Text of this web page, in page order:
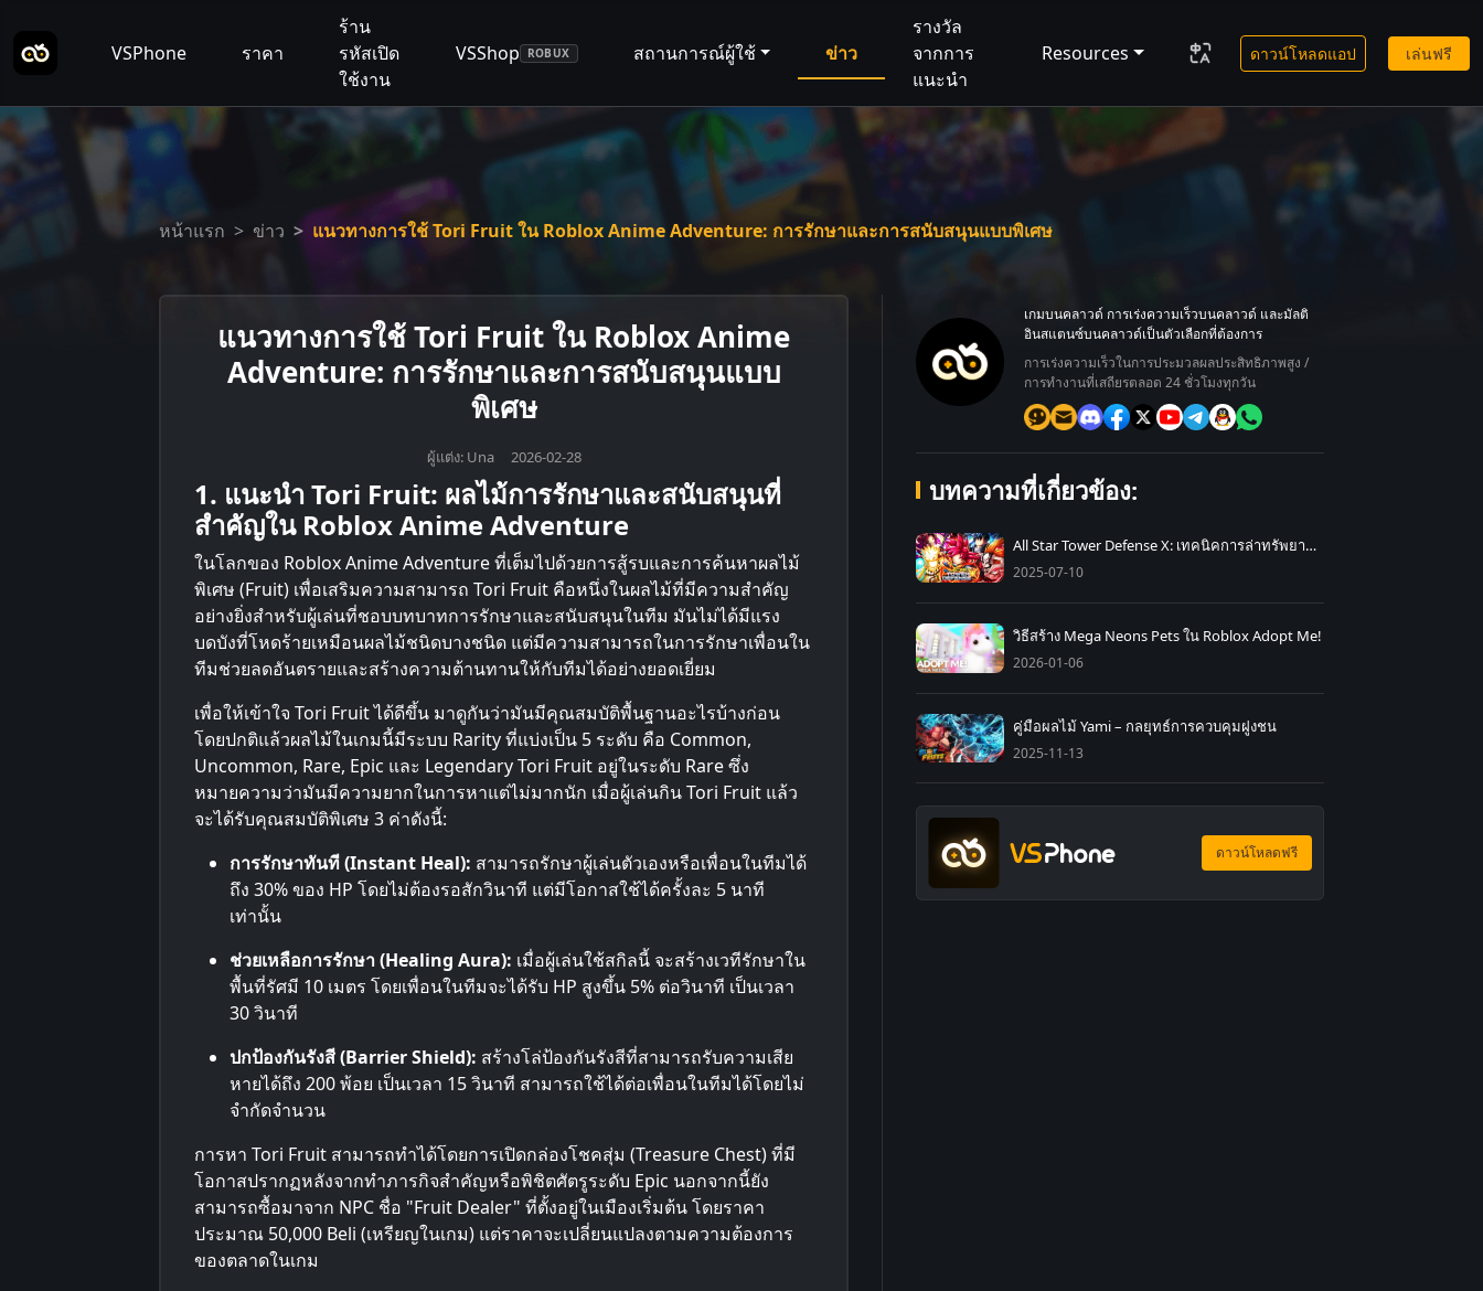
VSPhone ราคา
ร้าน
รหัสเปิด
ใช้งาน
VSShop ROBUX สถานการณ์ผู้ใช้ ข่าว
รางวัล
จากการ
แนะนำ
Resources ดาวน์โหลดแอป เล่นฟรี
หน้าแรก ข่าว แนวทางการใช้ Tori Fruit ใน Roblox Anime Adventure: การรักษาและการสนับสนุนแบบพิเศษ
แนวทางการใช้ Tori Fruit ใน Roblox Anime
Adventure: การรักษาและการสนับสนุนแบบ
พิเศษ
ผู้แต่ง: Una 2026-02-28
1. แนะนำ Tori Fruit: ผลไม้การรักษาและสนับสนุนที่
สำคัญใน Roblox Anime Adventure
ในโลกของ Roblox Anime Adventure ที่เต็มไปด้วยการสู้รบและการค้นหาผลไม้
พิเศษ (Fruit) เพื่อเสริมความสามารถ Tori Fruit คือหนึ่งในผลไม้ที่มีความสำคัญ
อย่างยิ่งสำหรับผู้เล่นที่ชอบบทบาทการรักษาและสนับสนุนในทีม มันไม่ได้มีแรง
บดบังที่โหดร้ายเหมือนผลไม้ชนิดบางชนิด แต่มีความสามารถในการรักษาเพื่อนใน
ทีมช่วยลดอันตรายและสร้างความต้านทานให้กับทีมได้อย่างยอดเยี่ยม
เพื่อให้เข้าใจ Tori Fruit ได้ดีขึ้น มาดูกันว่ามันมีคุณสมบัติพื้นฐานอะไรบ้างก่อน
โดยปกติแล้วผลไม้ในเกมนี้มีระบบ Rarity ที่แบ่งเป็น 5 ระดับ คือ Common,
Uncommon, Rare, Epic และ Legendary Tori Fruit อยู่ในระดับ Rare ซึ่ง
หมายความว่ามันมีความยากในการหาแต่ไม่มากนัก เมื่อผู้เล่นกิน Tori Fruit แล้ว
จะได้รับคุณสมบัติพิเศษ 3 ค่าดังนี้:
การรักษาทันที (Instant Heal): สามารถรักษาผู้เล่นตัวเองหรือเพื่อนในทีมได้
ถึง 30% ของ HP โดยไม่ต้องรอสักวินาที แต่มีโอกาสใช้ได้ครั้งละ 5 นาที
เท่านั้น
ช่วยเหลือการรักษา (Healing Aura): เมื่อผู้เล่นใช้สกิลนี้ จะสร้างเวทีรักษาใน
พื้นที่รัศมี 10 เมตร โดยเพื่อนในทีมจะได้รับ HP สูงขึ้น 5% ต่อวินาที เป็นเวลา
30 วินาที
ปกป้องกันรังสี (Barrier Shield): สร้างโล่ป้องกันรังสีที่สามารถรับความเสีย
หายได้ถึง 200 พ้อย เป็นเวลา 15 วินาที สามารถใช้ได้ต่อเพื่อนในทีมได้โดยไม่
จำกัดจำนวน
การหา Tori Fruit สามารถทำได้โดยการเปิดกล่องโชคสุ่ม (Treasure Chest) ที่มี
โอกาสปรากฏหลังจากทำภารกิจสำคัญหรือพิชิตศัตรูระดับ Epic นอกจากนี้ยัง
สามารถซื้อมาจาก NPC ชื่อ "Fruit Dealer" ที่ตั้งอยู่ในเมืองเริ่มต้น โดยราคา
ประมาณ 50,000 Beli (เหรียญในเกม) แต่ราคาจะเปลี่ยนแปลงตามความต้องการ
ของตลาดในเกม
เกมบนคลาวด์ การเร่งความเร็วบนคลาวด์ และมัลติ
อินสแตนซ์บนคลาวด์เป็นตัวเลือกที่ต้องการ
การเร่งความเร็วในการประมวลผลประสิทธิภาพสูง /
การทำงานที่เสถียรตลอด 24 ชั่วโมงทุกวัน
บทความที่เกี่ยวข้อง:
All Star Tower Defense X: เทคนิคการล่าทรัพยากรอย่างมีประสิทธิภาพเพื่อความสำเร็จ
2025-07-10
วิธีสร้าง Mega Neons Pets ใน Roblox Adopt Me!
2026-01-06
คู่มือผลไม้ Yami – กลยุทธ์การควบคุมฝูงชน
2025-11-13
ดาวน์โหลดฟรี